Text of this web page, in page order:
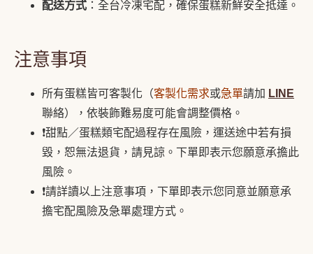
配送方式 ：全台冷凍宅配，確保蛋糕新鮮安全抵達。
注意事項
所有蛋糕皆可客製化（客製化需求或急單請加 LINE
聯絡），依裝飾難易度可能會調整價格。
❗️甜點／蛋糕類宅配過程存在風險，運送途中若有損
毀，恕無法退貨，請見諒。下單即表示您願意承擔此
風險。
❗️請詳讀以上注意事項，下單即表示您同意並願意承
擔宅配風險及急單處理方式。